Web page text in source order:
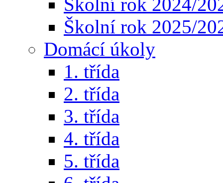
Školní rok 2025/
Domácí úkoly
1. třída
2. třída
3. třída
4. třída
5. třída